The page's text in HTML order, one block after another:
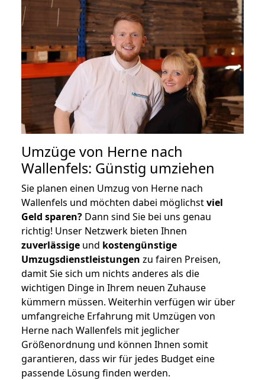
Umzüge von Herne nach
Wallenfels: Günstig umziehen
Sie planen einen Umzug von Herne nach
Wallenfels und möchten dabei möglichstviel
Geld sparen? Dann sind Sie bei uns genau
richtig! Unser Netzwerk bieten Ihnen
zuverlässige und kostengünstige
Umzugsdienstleistungen zu fairen Preisen,
damit Sie sich um nichts anderes als die
wichtigen Dinge in Ihrem neuen Zuhause
kümmern müssen. Weiterhin verfügen wir über
umfangreiche Erfahrung mit Umzügen von
Herne nach Wallenfels mit jeglicher
Größenordnung und können Ihnen somit
garantieren, dass wir für jedes Budget eine
passende Lösung finden werden.